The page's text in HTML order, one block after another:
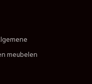
meubelen